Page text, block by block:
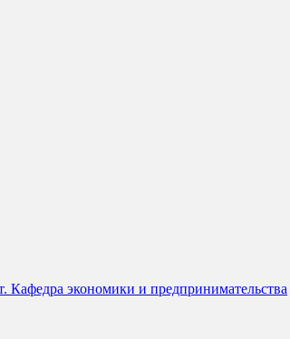
Кафедра экономики и предпринимательства